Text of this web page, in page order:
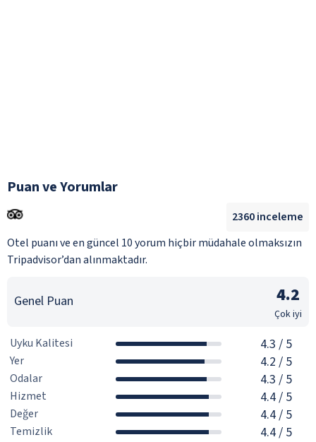
Puan ve Yorumlar
Otel puanı ve en güncel 10 yorum hiçbir müdahale olmaksızın
Tripadvisor’dan alınmaktadır.
2360inceleme
Genel Puan 4.2
Çok iyi
Uyku Kalitesi 4.3 / 5
Yer 4.2 / 5
Odalar 4.3 / 5
Hizmet 4.4/ 5
Değer 4.4/ 5
Temizlik 4.4/ 5